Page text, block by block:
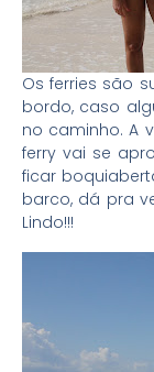
Os ferries são
bordo, caso
no caminho. A
ferry vai se
ficar
barco, dá pra
Lindo!!!